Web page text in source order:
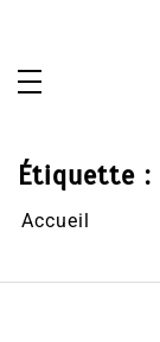
Étiquette :
Accueil